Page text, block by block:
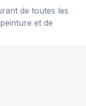
de toutes les
et de